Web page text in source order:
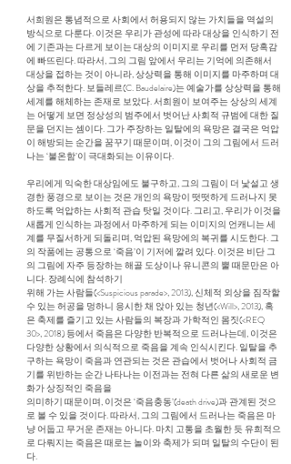
서희원은 통념적으로 사회에서 허용되지 않는 가치들을 역설의
방식으로 다룬다. 이것은 우리가 관성에 따라 대상을 인식하기 전
에 기존과는 다르게 보이는 대상의 이미지로 우리를 먼저 당혹감
에 빠뜨린다. 따라서, 그의 그림 앞에서 우리는 기억에 의존해서
대상을 접하는 것이 아니라, 상상력을 통해 이미지를 마주하며 대
상을 추적한다. 보들레르(C. Baudelaire)는 예술가를 상상력을 통해
세계를 해체하는 존재로 보았다. 서희원이 보여주는 상상의 세계
는 어떻게 보면 정상성의 범주에서 벗어난 사회적 규범에 대한 질
문을 던지는 셈이다. 그가 주장하는 일탈에의 욕망은 결국은 억압
이 해방되는 순간을 꿈꾸기 때문이며, 이것이 그의 그림에서 드러
나는 ‘불온함’이 극대화되는 이유이다.
우리에게 익숙한 대상임에도 불구하고, 그의 그림이 더 낯설고 생
경한 풍경으로 보이는 것은 개인의 욕망이 떳떳하게 드러나지 못
하도록 억압하는 사회적 관습 탓일 것이다. 그리고, 우리가 이것을
새롭게 인식하는 과정에서 마주하게 되는 이미지의 언캐니는 세
계를 무질서하게 되돌리며, 억압된 욕망에의 복귀를 시도한다. 그
의 작품에는 공통으로 ‘죽음’이 기저에 깔려 있다. 이것은 비단 그
의 그림에 자주 등장하는 해골 도상이나 유니콘의 뿔 때문만은 아
니다. 장례식에 참석하기
위해 가는 사람들(<Suspicious parade>, 2013), 신체적 외상을 짐작할
수 있는 허공을 멍하니 응시한 채 앉아 있는 청년(<Will>, 2013), 혹
은 축제를 즐기고 있는 사람들의 복장과 가학적인 몸짓(<REQ
30>, 2018) 등에서 죽음은 다양한 반복적으로 드러나는데, 이것은
다양한 상황에서 의식적으로 죽음을 계속 인식시킨다. 일탈을 추
구하는 욕망이 죽음과 연관되는 것은 관습에서 벗어나 사회적 금
기를 위반하는 순간 나타나는 이전과는 전혀 다른 삶의 새로운 변
화가 상징적인 죽음을
의미하기 때문이며, 이것은 ‘죽음충동’(death drive)과 관계된 것으
로 볼 수 있을 것이다. 따라서, 그의 그림에서 드러나는 죽음은 마
냥 어둡고 무거운 존재는 아니다. 마치 고통을 초월한 듯 유희적으
로 다뤄지는 죽음은 때로는 놀이와 축제가 되며 일탈의 수단이 된
다.